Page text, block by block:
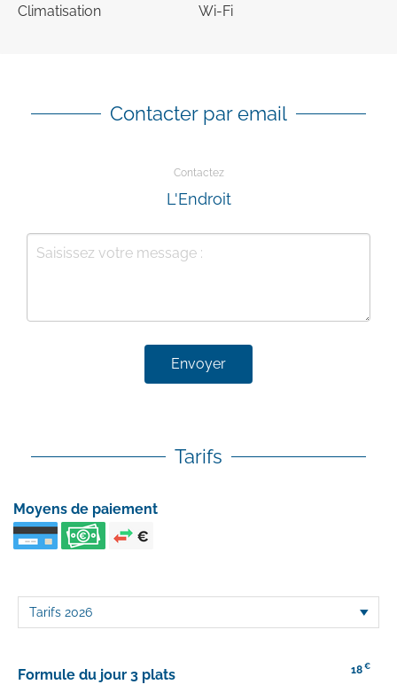
Climatisation
Wi-Fi
Contacter par email
Contactez
L'Endroit
Envoyer
Tarifs
Moyens de paiement
Formule du jour 3 plats 18 €